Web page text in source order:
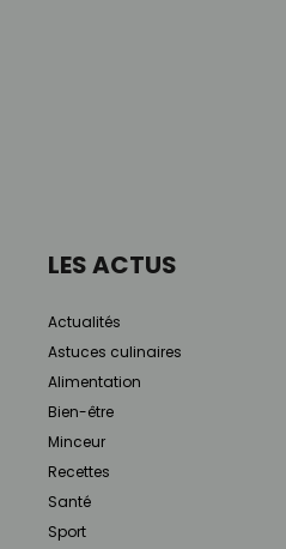
LES ACTUS
Actualités
Astuces culinaires
Alimentation
Bien-être
Minceur
Recettes
Santé
Sport